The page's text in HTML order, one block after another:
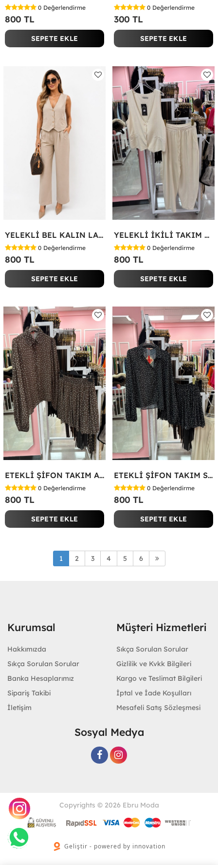
0 Değerlendirme
800 TL
SEPETE EKLE
0 Değerlendirme
300 TL
SEPETE EKLE
YELEKLİ BEL KALIN LASTİK İKİLİ TAKIM Bej
0 Değerlendirme
800 TL
SEPETE EKLE
YELEKLİ İKİLİ TAKIM Bej
0 Değerlendirme
800 TL
SEPETE EKLE
ETEKLİ ŞİFON TAKIM Acı Kahve
0 Değerlendirme
800 TL
SEPETE EKLE
ETEKLİ ŞİFON TAKIM Siyah
0 Değerlendirme
800 TL
SEPETE EKLE
1 2 3 4 5 6
Kurumsal
Hakkımızda
Sıkça Sorulan Sorular
Banka Hesaplarımız
Sipariş Takibi
İletişim
Müşteri Hizmetleri
Sıkça Sorulan Sorular
Gizlilik ve Kvkk Bilgileri
Kargo ve Teslimat Bilgileri
İptal ve İade Koşulları
Mesafeli Satış Sözleşmesi
Sosyal Medya
Copyrights © 2026 Ebru Moda
Geliştir - powered by innovation